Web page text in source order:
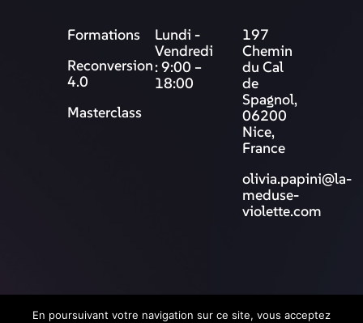
Formations
Reconversion
4.0
Masterclass
Lundi -
Vendredi
: 9:00 –
18:00
197
Chemin
du Cal
de
Spagnol,
06200
Nice,
France
olivia.papini@la-
meduse-
violette.com
© 2025 La Méduse Violette
En poursuivant votre navigation sur ce site, vous acceptez